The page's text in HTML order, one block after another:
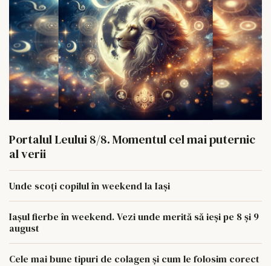
Portalul Leului 8/8. Momentul cel mai puternic
al verii
Unde scoți copilul în weekend la Iași
Iașul fierbe în weekend. Vezi unde merită să ieși pe 8 și 9
august
Cele mai bune tipuri de colagen și cum le folosim corect